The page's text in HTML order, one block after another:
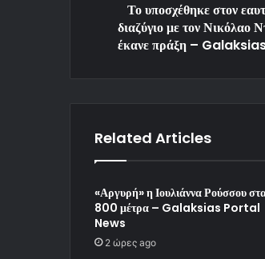
Το υποσχέθηκε στον
διαζύγιο με τον Νικόλαο
έκανε πράξη –
Related Articles
«Αργυρή» η Ιουλιάννα Ρούσσου
800 μέτρα – Galaksias Portal
News
2 ώρες ago